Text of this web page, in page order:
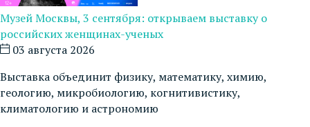
Музей Москвы, 3 сентября: открываем выставку о
российских женщинах-ученых
03 августа 2026
Выставка объединит физику, математику, химию,
геологию, микробиологию, когнитивистику,
климатологию и астрономию